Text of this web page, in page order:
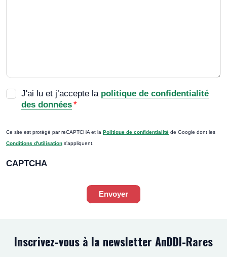
RGPD *
J'ai lu et j’accepte la politique de confidentialité
des données*
Ce site est protégé par reCAPTCHA et la Politique de confidentialité de Google dont les
Conditions d'utilisation s'appliquent.
CAPTCHA
Envoyer
Inscrivez-vous à la newsletter AnDDI-Rares